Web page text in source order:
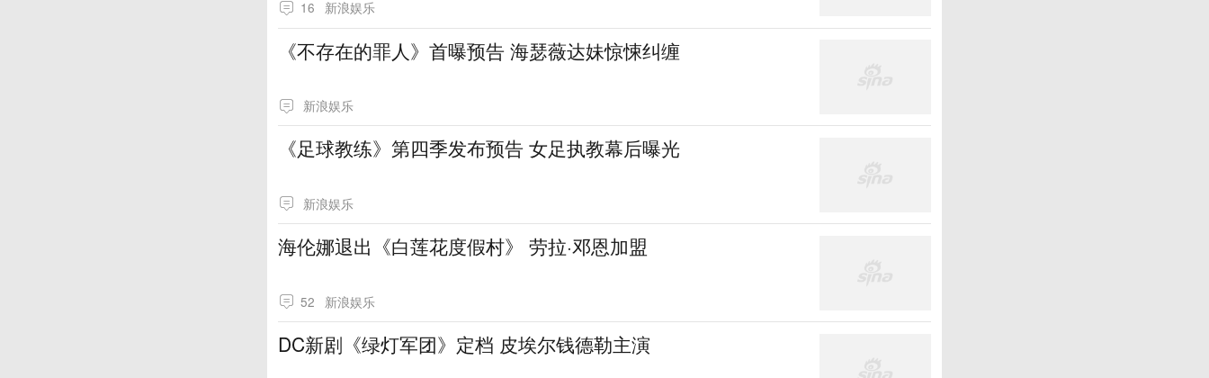
16 新浪娱乐
《不存在的罪人》首曝预告 海瑟薇达妹惊悚纠缠
新浪娱乐
《足球教练》第四季发布预告 女足执教幕后曝光
新浪娱乐
海伦娜退出《白莲花度假村》 劳拉·邓恩加盟
52 新浪娱乐
DC新剧《绿灯军团》定档 皮埃尔钱德勒主演